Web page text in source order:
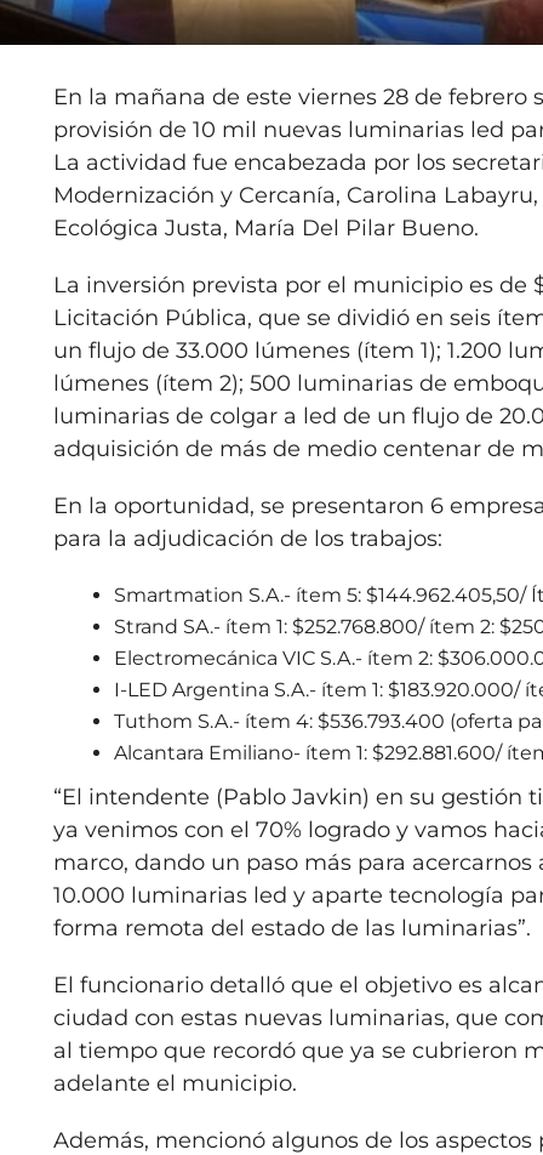
En la mañana de este viernes 28 de febrero
provisión de 10 mil nuevas luminarias led
La actividad fue encabezada por los
Modernización y Cercanía, Carolina
Ecológica Justa, María Del Pilar Bueno.
La inversión prevista por el municipio es de
Licitación Pública, que se dividió en seis
un flujo de 33.000 lúmenes (ítem 1); 1.200
lúmenes (ítem 2); 500 luminarias de
luminarias de colgar a led de un flujo de
adquisición de más de medio centenar de
En la oportunidad, se presentaron 6
para la adjudicación de los trabajos:
Smartmation S.A.- ítem 5: $144.962.405,50/
Strand SA.- ítem 1: $252.768.800/ ítem 2:
Electromecánica VIC S.A.- ítem 2:
I-LED Argentina S.A.- ítem 1: $183.920.000/
Tuthom S.A.- ítem 4: $536.793.400 (oferta
Alcantara Emiliano- ítem 1: $292.881.600/
“El intendente (Pablo Javkin) en su gestión
ya venimos con el 70% logrado y vamos
marco, dando un paso más para acercarnos
10.000 luminarias led y aparte tecnología
forma remota del estado de las luminarias”.
El funcionario detalló que el objetivo es
ciudad con estas nuevas luminarias, que
al tiempo que recordó que ya se cubrieron
adelante el municipio.
Además, mencionó algunos de los